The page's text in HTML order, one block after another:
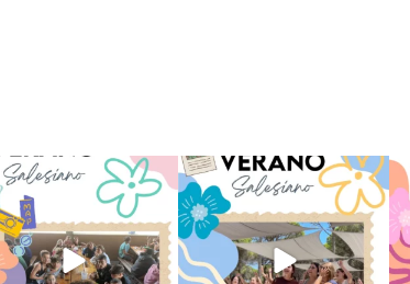
viviendo la alegría en el
campamento Caravio...
91 2
Que bonito todo lo que han vivido
en el campamento...
251 2